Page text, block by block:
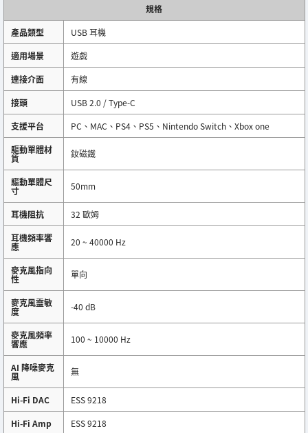
規格
產品類型
USB 耳機
適用場景
遊戲
連接介面
有線
接頭
USB 2.0 / Type-C
支援平台
PC、MAC、PS4、PS5、Nintendo Switch、Xbox one
驅動單體材
質 釹磁鐵
驅動單體尺
寸 50mm
耳機阻抗
32 歐姆
耳機頻率響
應 20 ~ 40000 Hz
麥克風指向
性 單向
麥克風靈敏
度 -40 dB
麥克風頻率
響應 100 ~ 10000 Hz
AI 降噪麥克
風 無
Hi-Fi DAC
ESS 9218
Hi-Fi Amp
ESS 9218